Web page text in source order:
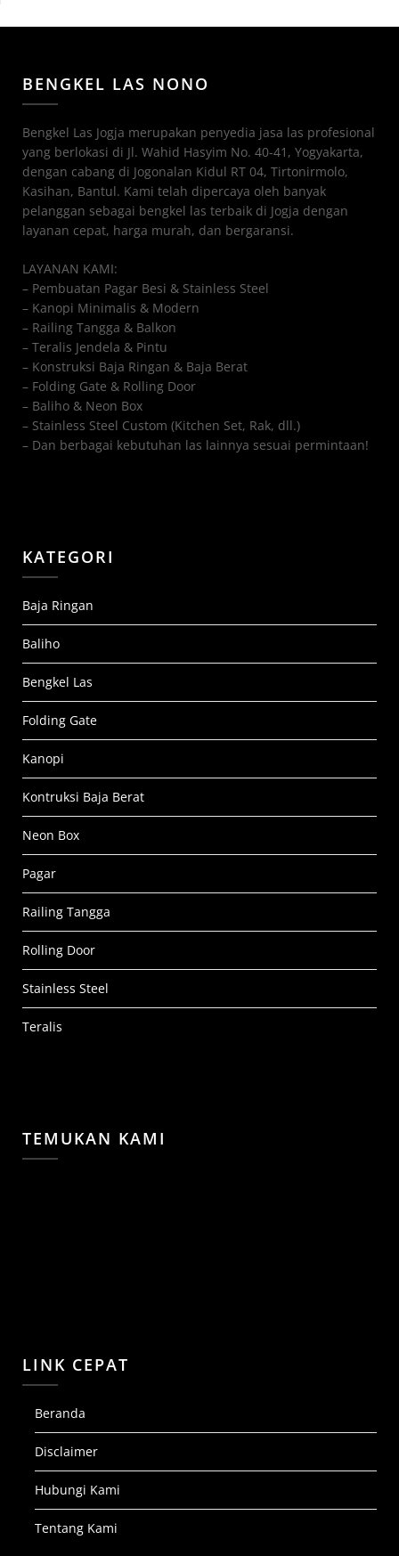
BENGKEL LAS NONO
Bengkel Las Jogja merupakan penyedia jasa las profesional
yang berlokasi di Jl. Wahid Hasyim No. 40-41, Yogyakarta,
dengan cabang di Jogonalan Kidul RT 04, Tirtonirmolo,
Kasihan, Bantul. Kami telah dipercaya oleh banyak
pelanggan sebagai bengkel las terbaik di Jogja dengan
layanan cepat, harga murah, dan bergaransi.
LAYANAN KAMI:
– Pembuatan Pagar Besi & Stainless Steel
– Kanopi Minimalis & Modern
– Railing Tangga & Balkon
– Teralis Jendela & Pintu
– Konstruksi Baja Ringan & Baja Berat
– Folding Gate & Rolling Door
– Baliho & Neon Box
– Stainless Steel Custom (Kitchen Set, Rak, dll.)
– Dan berbagai kebutuhan las lainnya sesuai permintaan!
KATEGORI
Baja Ringan
Baliho
Bengkel Las
Folding Gate
Kanopi
Kontruksi Baja Berat
Neon Box
Pagar
Railing Tangga
Rolling Door
Stainless Steel
Teralis
TEMUKAN KAMI
LINK CEPAT
Beranda
Disclaimer
Hubungi Kami
Tentang Kami